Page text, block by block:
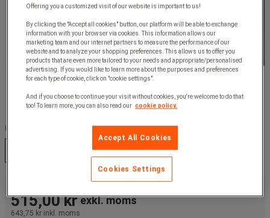
Höjd (mm) :
515,00 krexkl. moms
643,75 kr inkl. moms
Offering you a customized visit of our website is important to us!
By clicking the "Accept all cookies" button, our platform will be able to exchange
information with your browser via cookies. This information allows our
marketing team and our internet partners to measure the performance of our
website and to analyze your shopping preferences. This allows us to offer you
products that are even more tailored to your needs and appropriate/personalised
advertising. If you would like to learn more about the purposes and preferences
for each type of cookie, click on "cookie settings".
And if you choose to continue your visit without cookies, you're welcome to do that
too! To learn more, you can also read our cookie policy.
Accept All Cookies
Cookies Settings